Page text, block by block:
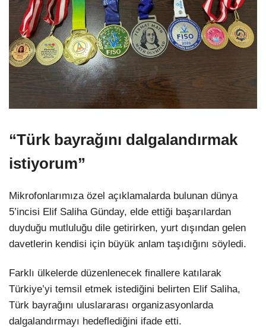
“Türk bayrağını dalgalandırmak
istiyorum”
Mikrofonlarımıza özel açıklamalarda bulunan dünya
5’incisi Elif Saliha Günday, elde ettiği başarılardan
duyduğu mutluluğu dile getirirken, yurt dışından gelen
davetlerin kendisi için büyük anlam taşıdığını söyledi.
Farklı ülkelerde düzenlenecek finallere katılarak
Türkiye’yi temsil etmek istediğini belirten Elif Saliha,
Türk bayrağını uluslararası organizasyonlarda
dalgalandırmayı hedeflediğini ifade etti.